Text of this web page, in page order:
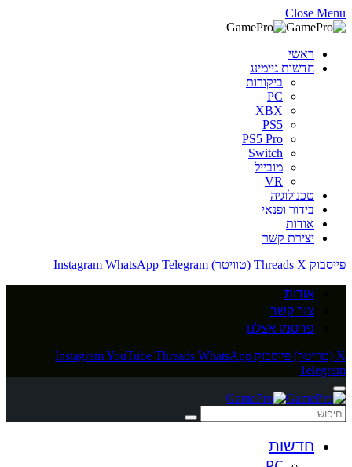
Close Menu
ראשי
חדשות גיימינג
ביקורות
PC
XBX
PS5
PS5 Pro
Switch
מובייל
VR
טכנולוגיה
בידור ופנאי
אודות
יצירת קשר
פייסבוק
Threads X (טוויטר) Instagram WhatsApp Telegram
אודות
צור קשר
פרסמו אצלנו
X (טוויטר) פייסבוק InstagramYouTube Threads WhatsApp
Telegram
חדשות